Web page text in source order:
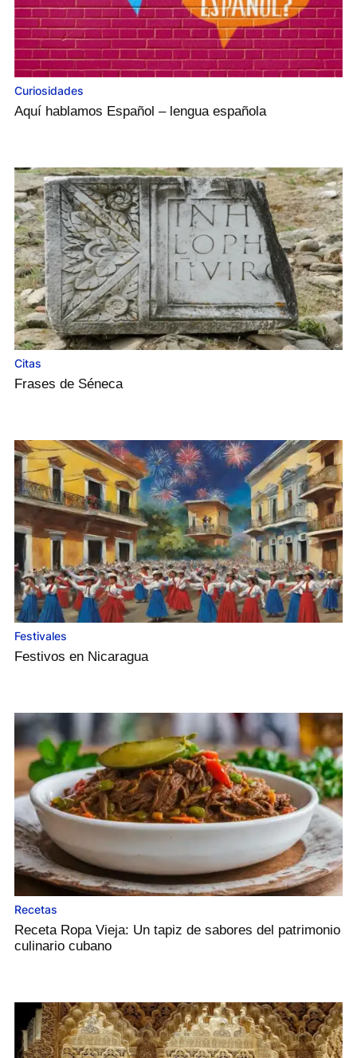
Curiosidades
Aquí hablamos Español – lengua española
Citas
Frases de Séneca
Festivales
Festivos en Nicaragua
Recetas
Receta Ropa Vieja: Un tapiz de sabores del patrimonio
culinario cubano